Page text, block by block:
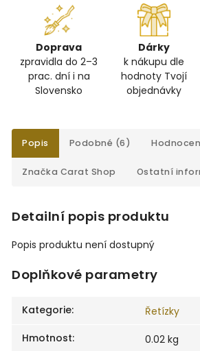
Doprava
zpravidla do 2–3
prac. dní i na
Slovensko
Dárky
k nákupu dle
hodnoty Tvojí
objednávky
Popis Podobné (6)
Značka Carat Shop Ostatní
Detailní popis produktu
Popis produktu není dostupný
Doplňkové parametry
Kategorie:
Řetízky
Hmotnost: 0.02 kg